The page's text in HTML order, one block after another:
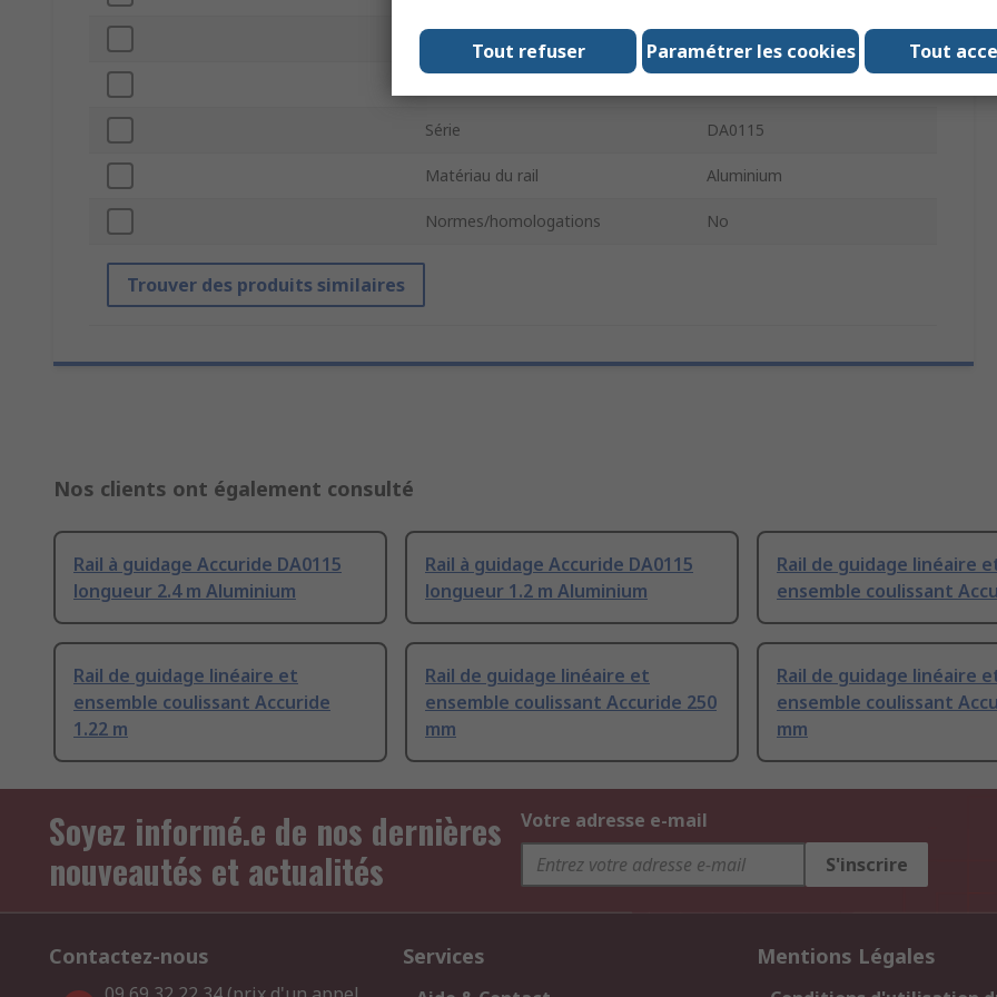
Série DA0115
Matériau du rail Aluminium
Normes/homologations No
Trouver des produits similaires
Nos clients ont également consulté
Rail à guidage Accuride DA0115
longueur 2.4 m Aluminium
Rail à guidage Accuride DA0115
longueur 1.2 m Aluminium
Rail de guidage linéaire
ensemble coulissant
Rail de guidage linéaire et
ensemble coulissant Accuride
1.22 m
Rail de guidage linéaire et
ensemble coulissant Accuride 250
mm
Rail de guidage linéaire
ensemble coulissant
mm
Soyez informé.e de nos dernières
nouveautés et actualités
Votre adresse e-mail
S'inscrire
Contactez-nous Services Mentions Légales
Tout
Paramétrer les cookies
Tout refuser